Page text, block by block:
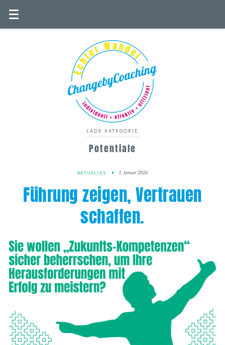
LADE KATEGORIE
Potentiale
AKTUELLES 1. Januar 2026
Führung zeigen, Vertrauen
schaffen.